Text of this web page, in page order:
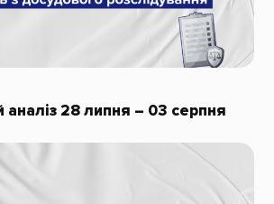
28 липня – 03 серпня